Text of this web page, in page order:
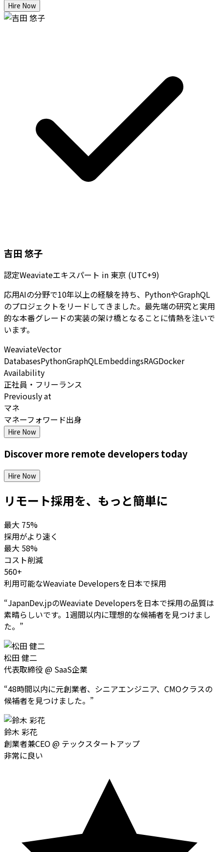
Hire Now
吉田 悠子
認定Weaviateエキスパート in 東京 (UTC+9)
応用AIの分野で10年以上の経験を持ち、PythonやGraphQL
のプロジェクトをリードしてきました。最先端の研究と実用
的な本番グレードの実装の架け橋となることに情熱を注いで
います。
WeaviateVector
DatabasesPythonGraphQLEmbeddingsRAGDocker
Availability
正社員・フリーランス
Previously at
マネ
マネーフォワード出身
Hire Now
Discover more remote developerstoday
Hire Now
リモート採用を、もっと簡単に
最大 75%
採用がより速く
最大 58%
コスト削減
560+
利用可能なWeaviate Developersを日本で採用
“JapanDev.jpのWeaviate Developersを日本で採用の品質は
素晴らしいです。1週間以内に理想的な候補者を見つけまし
た。 ”
松田 健二
代表取締役 @ SaaS企業
“48時間以内に元創業者、シニアエンジニア、CMOクラスの
候補者を見つけました。 ”
鈴木 彩花
創業者兼CEO@ テックスタートアップ
非常に良い